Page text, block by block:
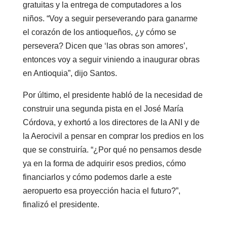
gratuitas y la entrega de computadores a los
niños. “Voy a seguir perseverando para ganarme
el corazón de los antioqueños, ¿y cómo se
persevera? Dicen que ‘las obras son amores’,
entonces voy a seguir viniendo a inaugurar obras
en Antioquia”, dijo Santos.
Por último, el presidente habló de la necesidad de
construir una segunda pista en el José María
Córdova, y exhortó a los directores de la ANI y de
la Aerocivil a pensar en comprar los predios en los
que se construiría. “¿Por qué no pensamos desde
ya en la forma de adquirir esos predios, cómo
financiarlos y cómo podemos darle a este
aeropuerto esa proyección hacia el futuro?”,
finalizó el presidente.